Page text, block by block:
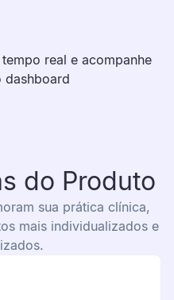
real e acompanhe
dashboard
do Produto
sua prática clínica,
mais individualizados e